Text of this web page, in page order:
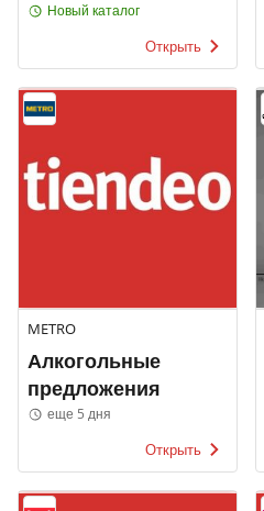
Новый каталог
Открыть
METRO
Алкогольные
предложения
еще 5 дня
Открыть